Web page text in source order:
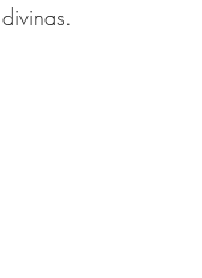
divinas.